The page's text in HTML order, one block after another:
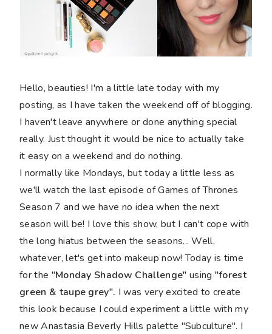
Hello, beauties! I'm a little late today with my
posting, as I have taken the weekend off of blogging.
I haven't leave anywhere or done anything special
really. Just thought it would be nice to actually take
it easy on a weekend and do nothing.
I normally like Mondays, but today a little less as
we'll watch the last episode of Games of Thrones
Season 7 and we have no idea when the next
season will be! I love this show, but I can't cope with
the long hiatus between the seasons... Well,
whatever, let's get into makeup now! Today is time
for the "Monday Shadow Challenge" using "forest
green & taupe grey". I was very excited to create
this look because I could experiment a little with my
new Anastasia Beverly Hills palette "Subculture". I